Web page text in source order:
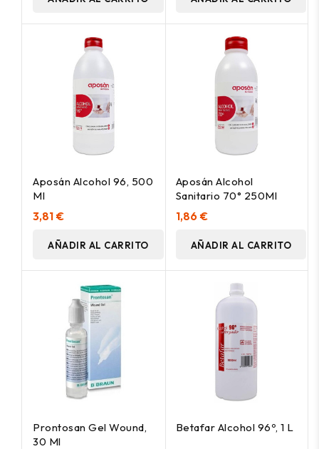
Aposán Alcohol 96, 500
Ml
3,81 €
AÑADIR AL CARRITO
Aposán Alcohol
Sanitario 70° 250Ml
1,86 €
AÑADIR AL CARRITO
Prontosan Gel Wound,
30 Ml
Betafar Alcohol 96º, 1 L